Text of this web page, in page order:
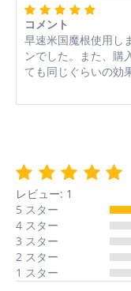
コメント
早速米国魔根使用し
ンでした。また、購
ても同じぐらいの効
レビュー: 1
5 スター
4 スター
3 スター
2 スター
1 スター